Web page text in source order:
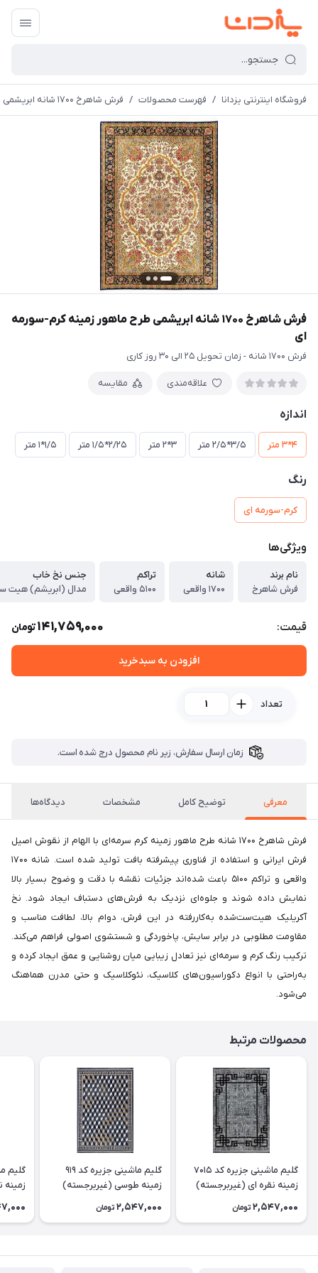
فروشگاه اینترنتی یزدانا / فهرست محصولات / فرش شاهرخ 1700 شانه ابریشمی طرح ماهور زمینه کرم-سورمه ای
فرش شاهرخ 1700 شانه ابریشمی طرح ماهور زمینه کرم-سورمه
ای
فرش 1700 شانه - زمان تحویل 25 الی 30 روز کاری
علاقه‌مندی مقایسه
اندازه
4*3 متر 3/5*2/5 متر 3*2 متر 2/25*1/5 متر 1/5*1 متر
رنگ
کرم-سورمه ای
ویژگی‌ها
نام برند
فرش شاهرخ
شانه
1700 واقعی
تراکم
5100 واقعی
جنس نخ خاب
مدال (ابریشم) هیت
قیمت: 141,759,000تومان
افزودن به سبدخرید
تعداد
زمان ارسال سفارش، زیر نام محصول درج شده است.
معرفی توضیح کامل مشخصات دیدگاه‌ها
فرش شاهرخ 1700 شانه طرح ماهور زمینه کرم سرمه‌ای با الهام از نقوش اصیل
فرش ایرانی و استفاده از فناوری پیشرفته بافت تولید شده است. شانه 1700
واقعی و تراکم 5100 باعث شده‌اند جزئیات نقشه با دقت و وضوح بسیار بالا
نمایش داده شوند و جلوه‌ای نزدیک به فرش‌های دستباف ایجاد شود. نخ
آکریلیک هیت‌ست‌شده به‌کاررفته در این فرش، دوام بالا، لطافت مناسب و
مقاومت مطلوبی در برابر سایش، پاخوردگی و شستشوی اصولی فراهم می‌کند.
ترکیب رنگ کرم و سرمه‌ای نیز تعادل زیبایی میان روشنایی و عمق ایجاد کرده و
به‌راحتی با انواع دکوراسیون‌های کلاسیک، نئوکلاسیک و حتی مدرن هماهنگ
می‌شود.
محصولات مرتبط
گلیم ماشینی جزیره کد 7015
زمینه نقره ای (غیربرجسته)
2,547,000 تومان
گلیم ماشینی جزیره کد 919
زمینه طوسی (غیربرجسته)
2,547,000 تومان
زمینه